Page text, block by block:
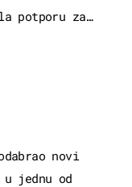
novi
jednu od
potporu za